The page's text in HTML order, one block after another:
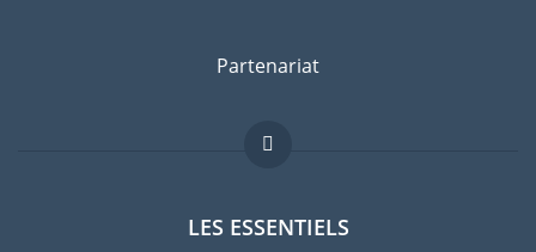
Partenariat
LES ESSENTIELS